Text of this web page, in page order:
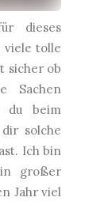
dieses
viele tolle
sicher ob
Sachen
du beim
solche
Ich bin
großer
Jahr viel